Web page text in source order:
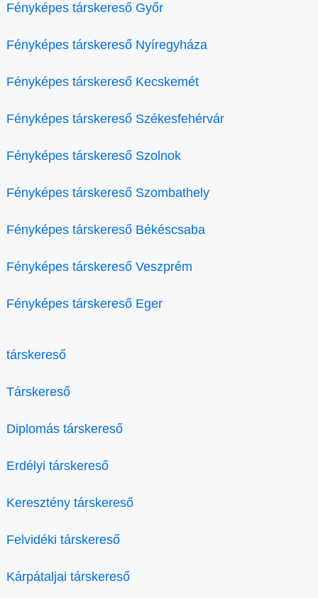
Fényképes társkereső Győr
Fényképes társkereső Nyíregyháza
Fényképes társkereső Kecskemét
Fényképes társkereső Székesfehérvár
Fényképes társkereső Szolnok
Fényképes társkereső Szombathely
Fényképes társkereső Békéscsaba
Fényképes társkereső Veszprém
Fényképes társkereső Eger
társkereső
Társkereső
Diplomás társkereső
Erdélyi társkereső
Keresztény társkereső
Felvidéki társkereső
Kárpátaljai társkereső